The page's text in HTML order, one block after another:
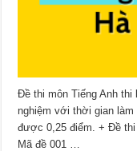
Đề thi môn Tiếng Anh thi
nghiệm với thời gian
được 0,25 điểm. + Đề thi
Mã đề 001 …